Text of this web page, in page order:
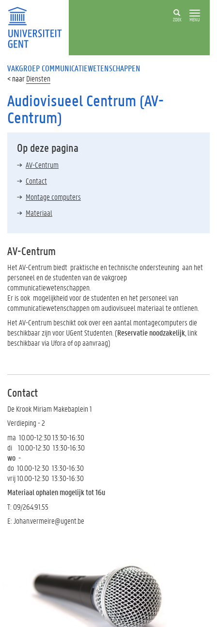
ZOEK MENU
VAKGROEP COMMUNICATIEWETENSCHAPPEN
Diensten
Audiovisueel Centrum (AV-
Centrum)
Op deze pagina
AV-Centrum
Contact
Montage computers
Materiaal
AV-Centrum
Het AV-Centrum biedt praktische en technische ondersteuning aan het
personeel en de studenten van de vakgroep
communicatiewetenschappen.
Er is ook mogelijkheid voor de studenten en het personeel van
communicatiewetenschappen omaudiovisueel materiaalte ontlenen
Het AV-Centrum beschikt ook over een aantal montagecomputers die
beschikbaar zijnvoorUGent Studenten . (Reservatie noodzakelijk , link
beschikbaar via Ufora of op aanvraag)
Contact
De Krook Miriam Makebaplein 1
Verdieping - 2
ma 10.00-12:30 13:30-16:30
di 10.00-12:30 13:30-16:30
wo -
do 10.00-12:30 13:30-16:30
vrij 10.00-12:30 13:30-16:30
Materiaal ophalen mogelijk tot 16u
T: 09/264.91.55
E: Johan.vermeire@ugent.be